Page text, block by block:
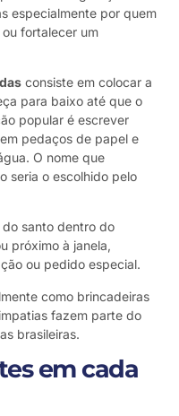
especialmente por quem
fortalecer um
consiste em colocar a
para baixo até que o
popular é escrever
pedaços de papel e
O nome que
seria o escolhido pelo
santo dentro do
próximo à janela,
ou pedido especial.
como brincadeiras
fazem parte do
brasileiras.
em cada